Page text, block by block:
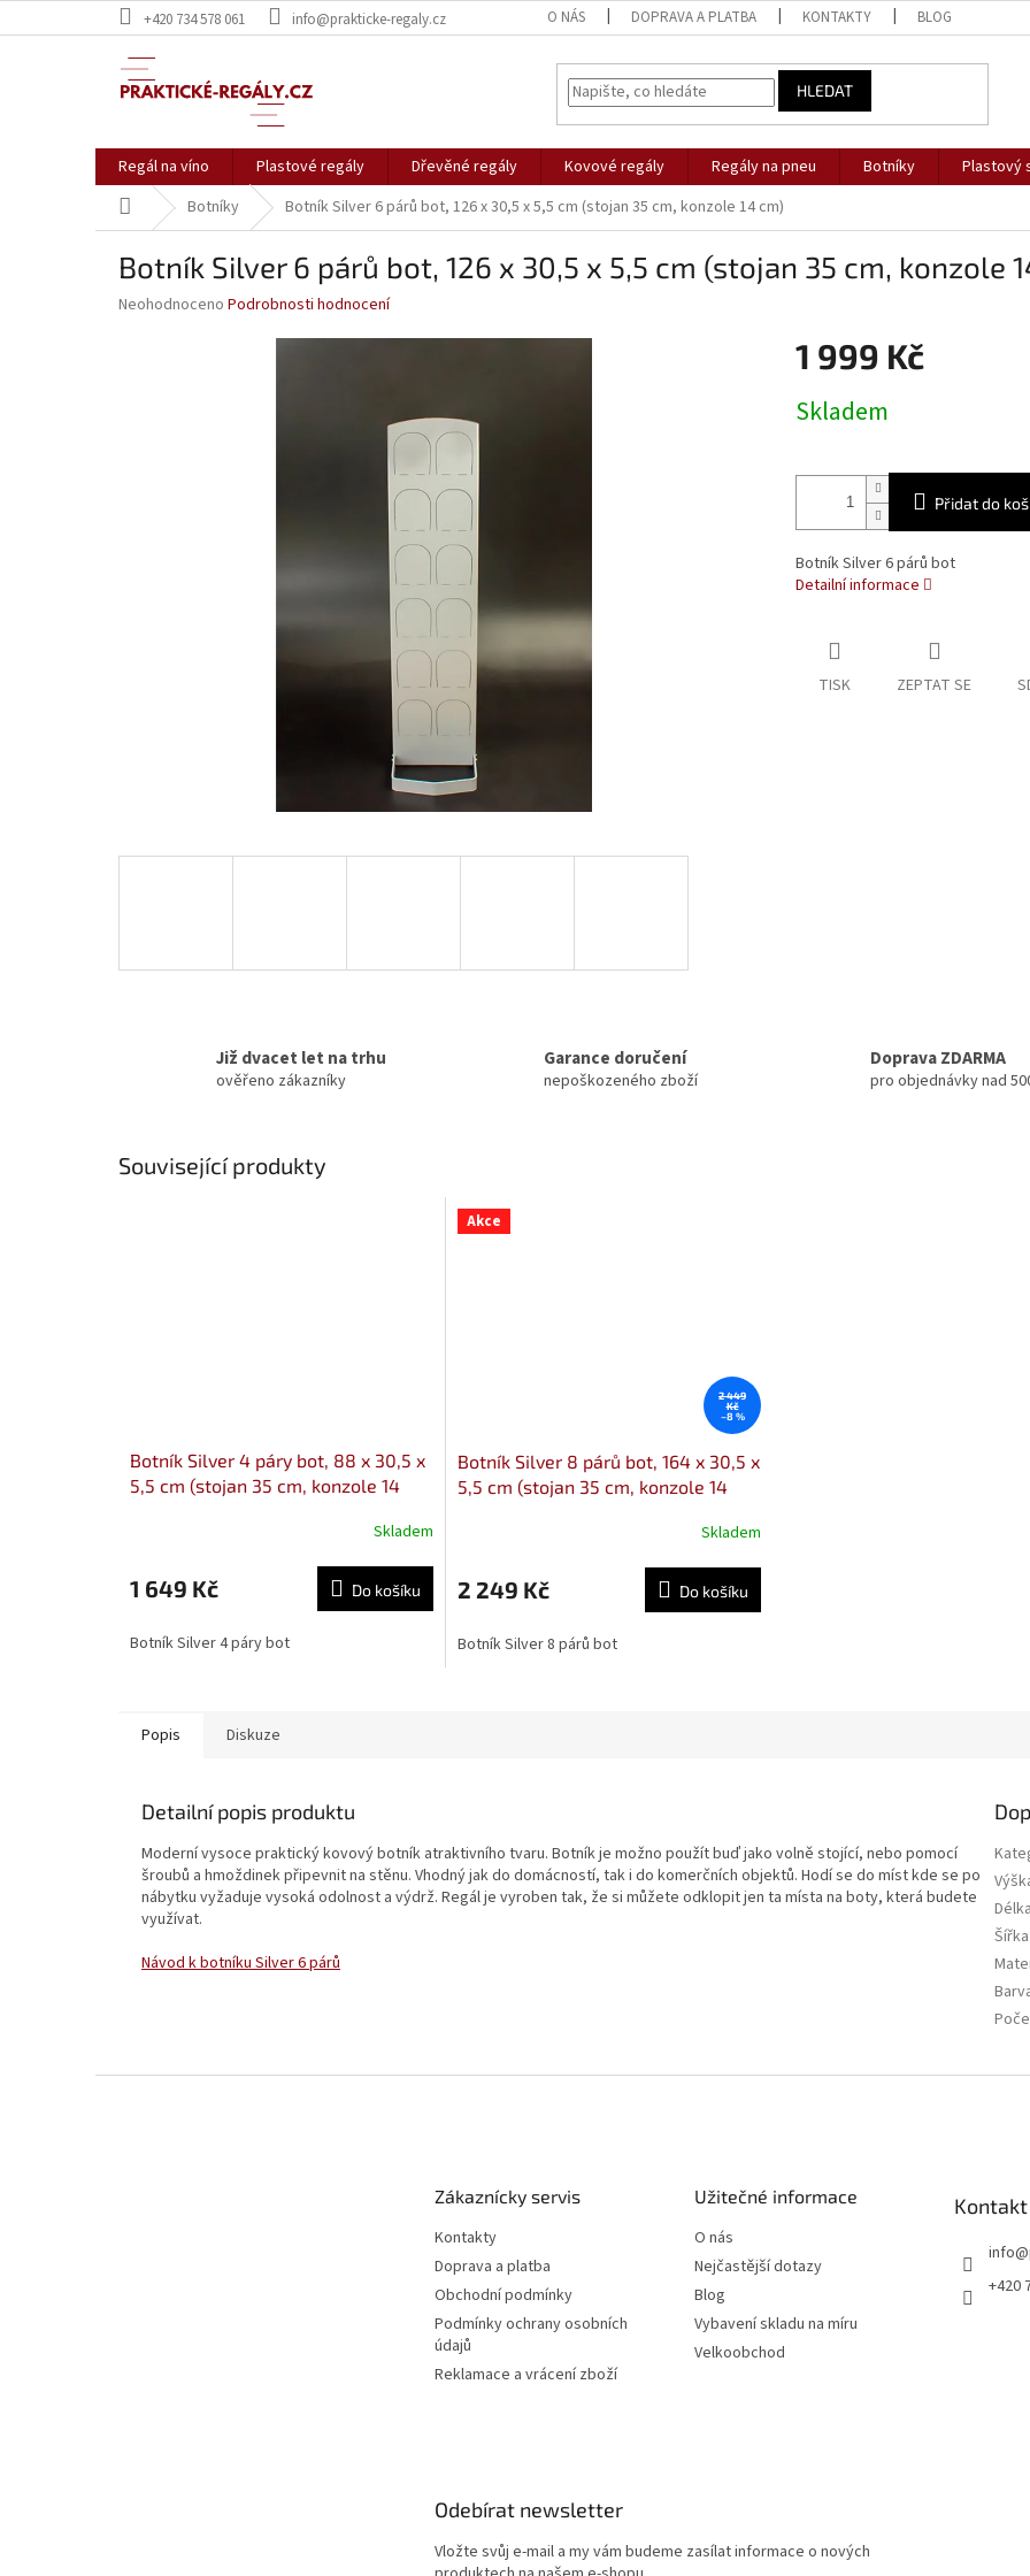
na
+420 734 578 061 info@prakticke-regaly.cz O NÁS DOPRAVA A PLATBA KONTAKTY BLOG
HLEDAT
Regál na víno Plastové regály Dřevěné regály Kovové regály Regály na pneu Botníky Plastový
Domů Botníky Botník Silver 6 párů bot, 126 x 30,5 x 5,5 cm (stojan 35 cm, konzole 14 cm)
Botník Silver 6 párů bot, 126 x 30,5 x 5,5 cm (stojan 35 cm, konzole
Průměrné
Neohodnoceno Podrobnosti hodnocení
1 999 Kč
cena:
Skladem
Přidat do
Botník Silver 6 párů bot
Detailní informace
TISK ZEPTAT SE
Již dvacet let na trhu
ověřeno zákazníky
Garance doručení
nepoškozeného zboží
Doprava ZDARMA
pro objednávky nad
Související produkty
Botník Silver 4 páry bot, 88 x 30,5 x
5,5 cm (stojan 35 cm, konzole 14
Skladem
1 649 Kč Do košíku
Botník Silver 4 páry bot
Akce
2 449
Kč
–8 %
Botník Silver 8 párů bot, 164 x 30,5 x
5,5 cm (stojan 35 cm, konzole 14
Skladem
2 249 Kč Do košíku
Botník Silver 8 párů bot
Popis Diskuze
Detailní popis produktu
Moderní vysoce praktický kovový botník atraktivního tvaru. Botník je možno použít buď jako volně stojící, nebo pomocí
šroubů a hmoždinek připevnit na stěnu. Vhodný jak do domácností, tak i do komerčních objektů. Hodí se do míst kde se po
nábytku vyžaduje vysoká odolnost a výdrž. Regál je vyroben tak, že si můžete odklopit jen ta místa na boty, která budete
využívat.
Návod k botníku Silver 6 párů
Délka
Šířka
Zákaznícky servis
Kontakty
Doprava a platba
Obchodní podmínky
Podmínky ochrany osobních
údajů
Reklamace a vrácení zboží
Užitečné informace
O nás
Nejčastější dotazy
Blog
Vybavení skladu na míru
Velkoobchod
Kontakt
info@
+420
Odebírat newsletter
Vložte svůj e-mail a my vám budeme zasílat informace o nových